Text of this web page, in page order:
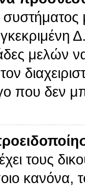
μελών
που δεν
τους
κανόνα,